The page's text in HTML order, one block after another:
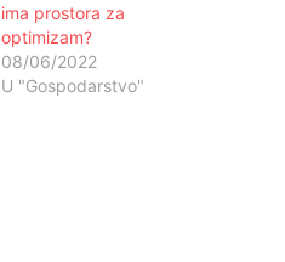
ima prostora za
optimizam?
08/06/2022
U "Gospodarstvo"